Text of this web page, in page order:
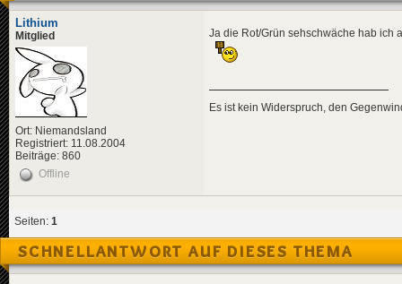
Lithium
Mitglied
Ort: Niemandsland
Registriert: 11.08.2004
Beiträge: 860
Ja die Rot/Grün sehschwäche hab ich
Es ist kein Widerspruch, den
Offline
Seiten: 1
SCHNELLANTWORT AUF DIESES THEMA